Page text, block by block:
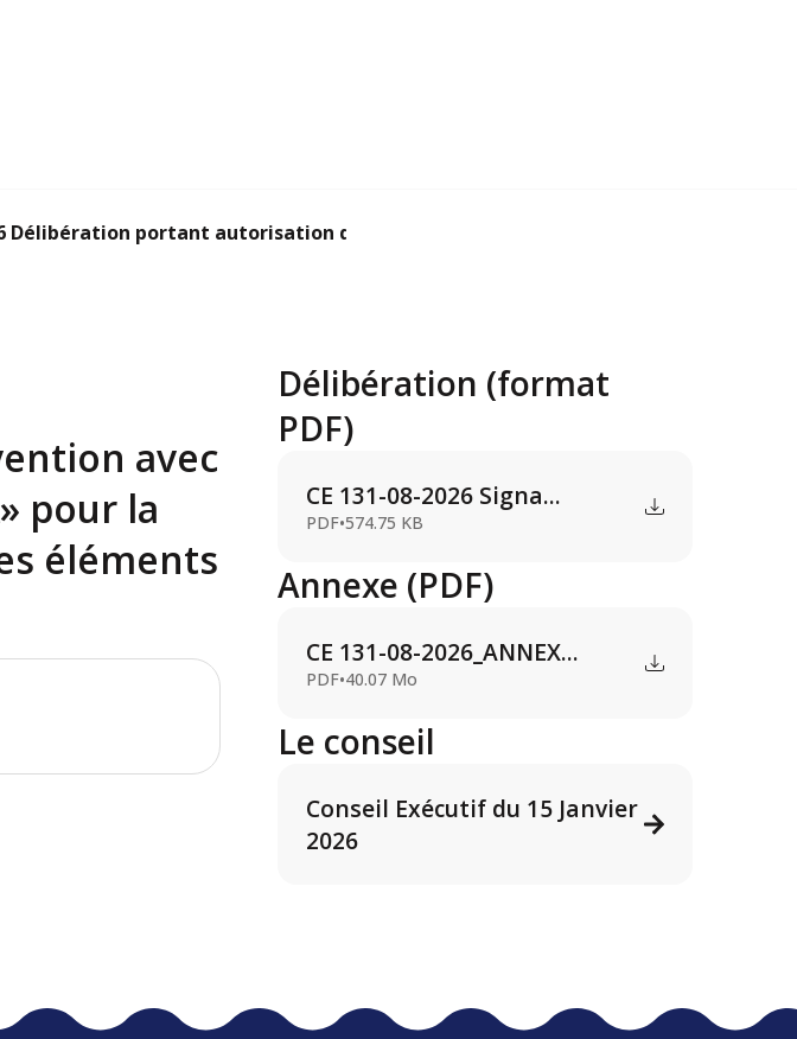
Délibération portant autorisation de signatur...
avec
pour la
éléments
Délibération (format
PDF)
CE 131-08-2026 Signa...
PDF•574.75 KB
Annexe (PDF)
CE 131-08-2026_ANNEX...
PDF•40.07 Mo
Le conseil
Conseil Exécutif du 15 Janvier
2026